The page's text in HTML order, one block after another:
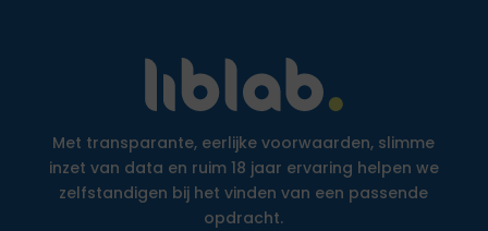
Met transparante, eerlijke voorwaarden, slimme
inzet van data en ruim 18 jaar ervaring helpen we
zelfstandigen bij het vinden van een passende
opdracht.